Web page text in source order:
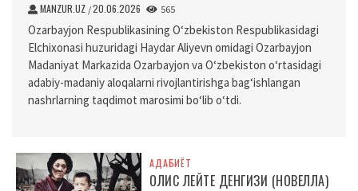
MANZUR.UZ /20.06.2026 565
Ozarbayjon Respublikasining O‘zbekiston Respublikasidagi
Elchixonasi huzuridagi Haydar Aliyevn omidagi Ozarbayjon
Madaniyat Markazida Ozarbayjon va O‘zbekiston o‘rtasidagi
adabiy-madaniy aloqalarni rivojlantirishga bag‘ishlangan
nashrlarning taqdimot marosimi bo‘lib o‘tdi.
АДАБИЁТ
ОЛИС ЛЕЙТЕ ДЕНГИЗИ (НОВЕЛЛА)